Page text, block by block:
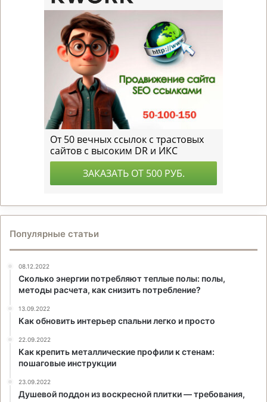
Популярные статьи
08.12.2022
Сколько энергии потребляют теплые полы: полы,
методы расчета, как снизить потребление?
13.09.2022
Как обновить интерьер спальни легко и просто
22.09.2022
Как крепить металлические профили к стенам:
пошаговые инструкции
23.09.2022
Душевой поддон из воскресной плитки — требования,